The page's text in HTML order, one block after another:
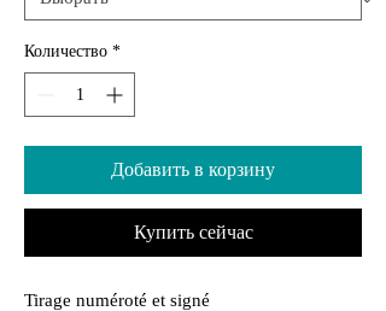
Количество *
Добавить в корзину
Купить сейчас
Tirage numéroté et signé